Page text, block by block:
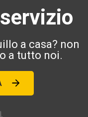
a casa? non
a tutto noi.